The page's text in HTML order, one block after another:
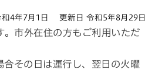
4年7月1日 更新日 令和5年8月29日
。市外在住の方もご利用いただ
その日は運行し、翌日の火曜